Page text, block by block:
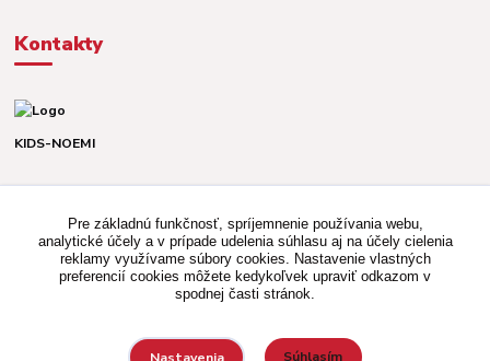
Kontakty
KIDS-NOEMI
(Po-Pia, 8-16 hod.)
kidsnoemi.shop@gmail.com
Pre základnú funkčnosť, spríjemnenie používania webu,
analytické účely a v prípade udelenia súhlasu aj na účely cielenia
reklamy využívame súbory cookies. Nastavenie vlastných
preferencií cookies môžete kedykoľvek upraviť odkazom v
spodnej časti stránok.
Nastavenia Súhlasím